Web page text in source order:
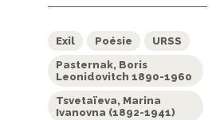
Exil Poésie
URSS
Pasternak, Boris
Leonidovitch 1890-1960
Tsvetaïeva, Marina
Ivanovna (1892-1941)